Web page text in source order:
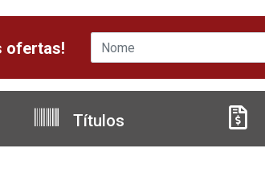
ofertas!
Títulos